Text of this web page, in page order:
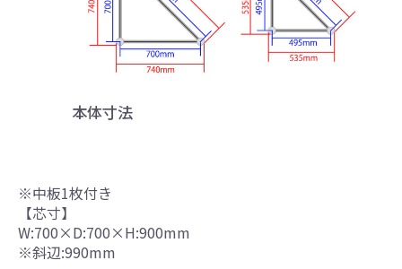
本体寸法
※中板1枚付き
【芯寸】
W:700×D:700×H:900mm
※斜辺:990mm